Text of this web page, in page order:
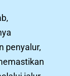
penyalur,